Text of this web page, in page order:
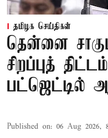
தமிழக செய்திகள்
தென்னை
சிறப்புத்
பட்ஜெட்டில்
Published on: 06 Aug 2026,